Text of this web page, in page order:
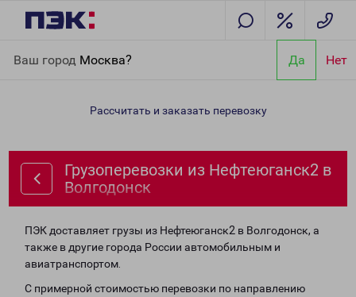
Ваш город Москва? Да Нет
Волгодонск
Рассчитать и заказать перевозку
Грузоперевозки из Нефтеюганск2 в
Волгодонск
ПЭК доставляет грузы из Нефтеюганск2 в Волгодонск, а
также в другие города России автомобильным и
авиатранспортом.
С примерной стоимостью перевозки по направлению